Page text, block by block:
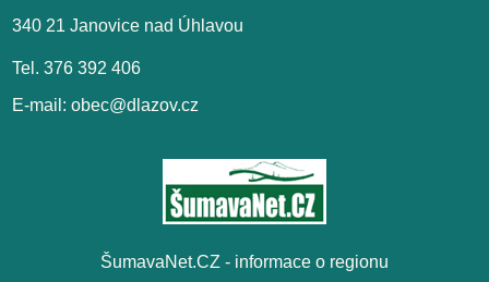
340 21 Janovice nad Úhlavou
Tel. 376 392 406
E-mail: obec@dlazov.cz
ŠumavaNet.CZ - informace o regionu